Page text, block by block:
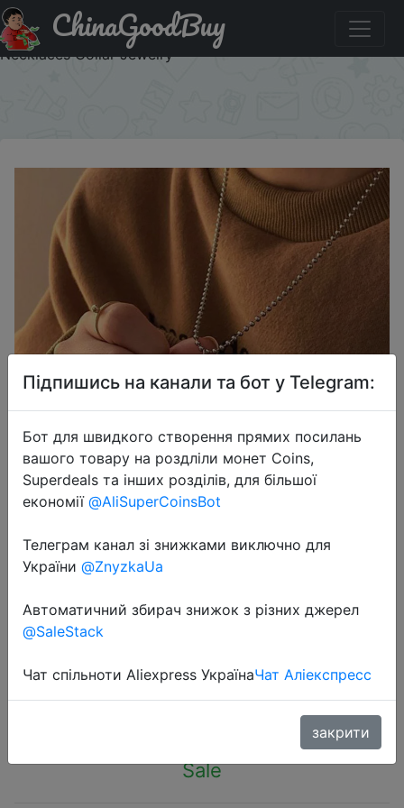
Акція на Cute Plush Bear Pendant Necklace for Girls
Women Korean Fashion Bear Long Sweater Neck Chain
Necklaces Collar Jewelry
ChinaGoodBuy
Cute Plush Bear Pendant Necklace
for Girls Women Korean Fashion
Bear Long Sweater Neck Chain
Necklaces Collar Jewelry
$0.88
Sale
Підпишись на канали та бот у Telegram:
Бот для швидкого створення прямих посилань
вашого товару на роздліли монет Coins,
Superdeals та інших розділів, для більшої
економії @AliSuperCoinsBot
Телеграм канал зі знижками виключно для
України @ZnyzkaUa
Автоматичний збирач знижок з різних джерел
@SaleStack
Чат спільноти Aliexpress УкраїнаЧат Аліекспресс
закрити